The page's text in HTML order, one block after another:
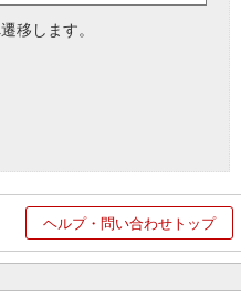
移します。
ヘルプ・問い合わせトップ